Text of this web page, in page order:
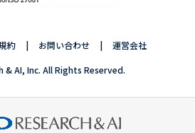
約 お問い合わせ 運営会社
AI, Inc. All Rights Reserved.